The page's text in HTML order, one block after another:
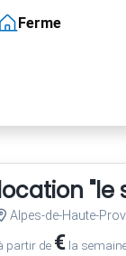
Ferme
"le
Alpes-de-Haute-
partir de €la